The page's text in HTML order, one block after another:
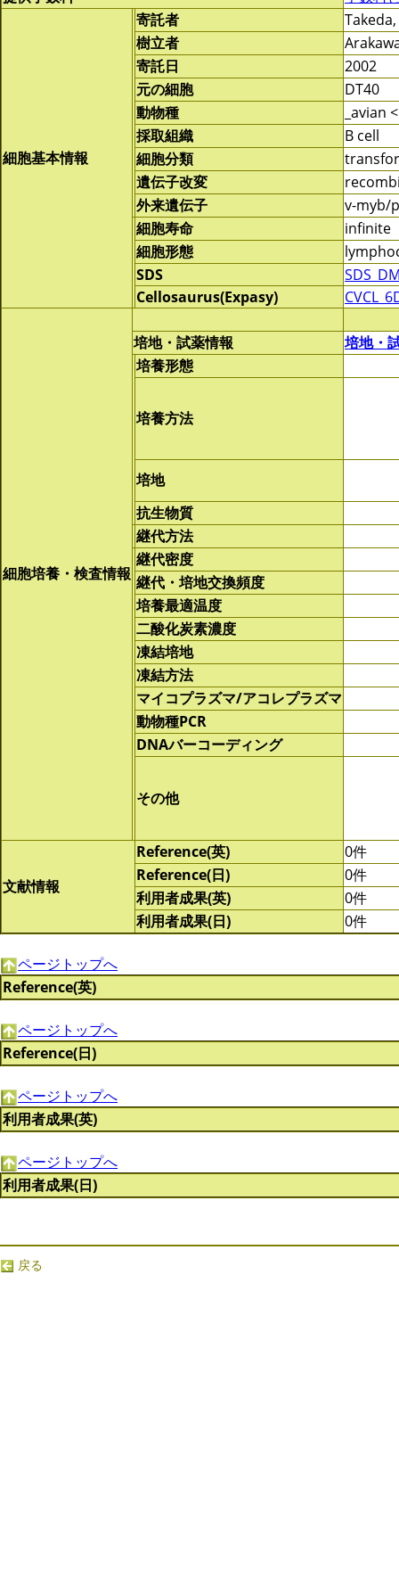
細胞基本情報
寄託者
樹立者
寄託日
2002
元の細胞
DT40
動物種
_avian
採取組織
B cell
細胞分類
遺伝子改変
外来遺伝子
v-myb/
細胞寿命
infinite
細胞形態
SDS
Cellosaurus(Expasy)
細胞培養・検査情報
培地・試薬情報
培地・
培養形態
培養方法
培地
抗生物質
継代方法
継代密度
継代・培地交換頻度
培養最適温度
二酸化炭素濃度
凍結培地
凍結方法
マイコプラズマ/アコレプラズマ
動物種PCR
DNAバーコーディング
その他
文献情報
Reference(英)
0件
Reference(日)
0件
利用者成果(英)
0件
利用者成果(日)
0件
ページトップへ
Reference(英)
ページトップへ
Reference(日)
ページトップへ
利用者成果(英)
ページトップへ
利用者成果(日)
戻る